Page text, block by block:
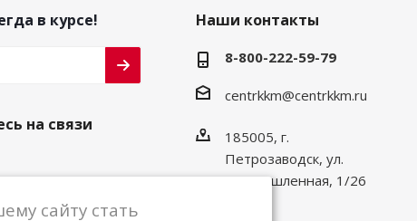
в курсе!
на связи
Наши контакты
8-800-222-59-79
centrkkm@centrkkm.ru
185005, г.
Петрозаводск, ул.
Промышленная, 1/26
сайту стать